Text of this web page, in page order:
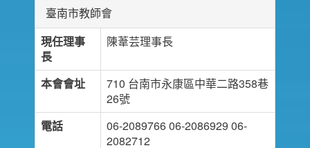
臺南市教師會
現任理事
長
陳葦芸理事長
本會會址
710 台南市永康區中華二路358巷
26號
電話
06-2089766 06-2086929 06-
2082712